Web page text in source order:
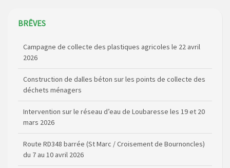
BRÊVES
Campagne de collecte des plastiques agricoles le 22 avril
2026
Construction de dalles béton sur les points de collecte des
déchets ménagers
Intervention sur le réseau d’eau de Loubaresse les 19 et 20
mars 2026
Route RD348 barrée (St Marc / Croisement de Bournoncles)
du 7 au 10 avril 2026